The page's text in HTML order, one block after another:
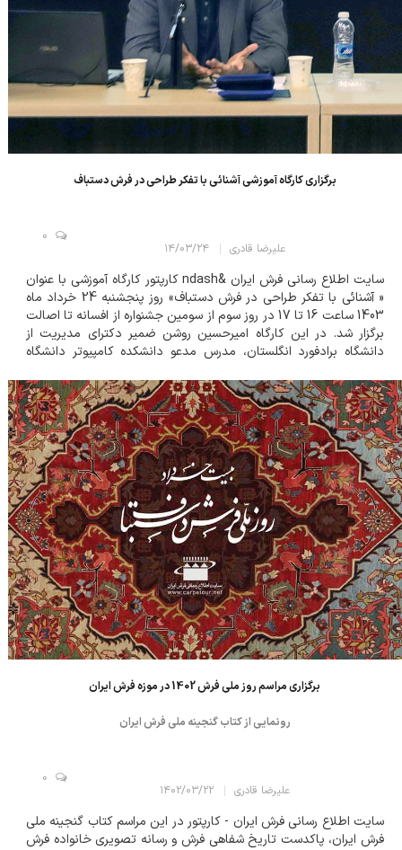
برگزاری کارگاه آموزشی آشنائی با تفکر طراحی در فرش دستباف
علیرضا قادری ۱۴/۰۳/۲۴
0
سایت اطلاع رسانی فرش ایران &ndash کارپتور کارگاه آموزشی با عنوان
« آشنائی با تفکر طراحی در فرش دستباف» روز پنجشنبه 24 خرداد ماه
1403 ساعت 16 تا 17 در روز سوم از سومین جشنواره از افسانه تا اصالت
برگزار شد. در این کارگاه امیرحسین روشن ضمیر دکترای مدیریت از
دانشگاه برادفورد انگلستان، مدرس مدعو دانشکده کامپیوتر دانشگاه
برگزاری مراسم روز ملی فرش 1402 در موزه فرش ایران
رونمایی از کتاب گنجینه ملی فرش ایران
علیرضا قادری ۱۴۰۲/۰۳/۲۲
0
سایت اطلاع رسانی فرش ایران - کارپتور در این مراسم کتاب گنجینه ملی
فرش ایران، پاکدست تاریخ شفاهی فرش و رسانه تصویری خانواده فرش